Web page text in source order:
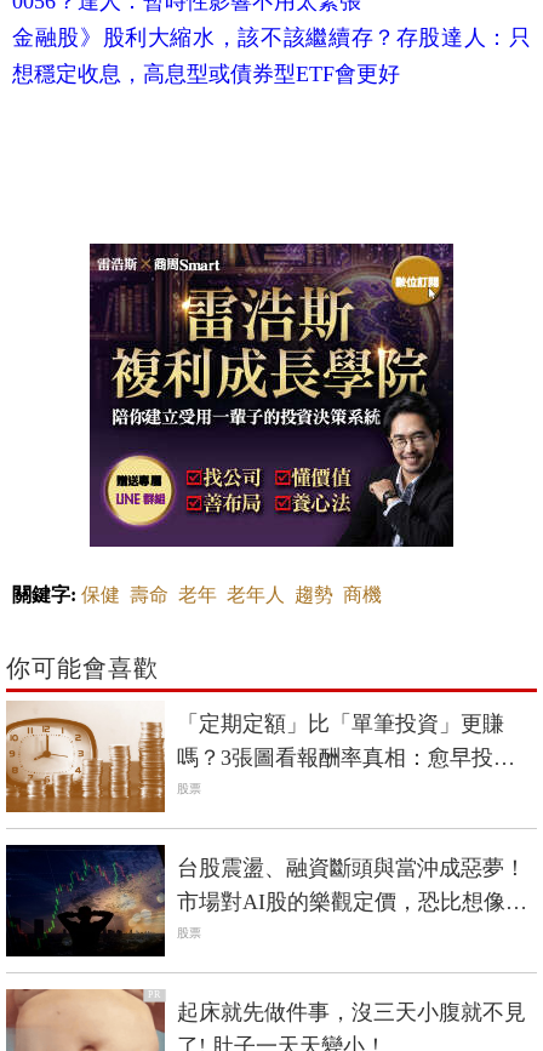
金融股》股利大縮水，該不該繼續存？存股達人：只
想穩定收息，高息型或債券型ETF會更好
關鍵字: 保健 壽命 老年 老年人 趨勢 商機
你可能會喜歡
「定期定額」比「單筆投資」更賺
嗎？3張圖看報酬率真相：愈早投入
資金滾20年的人最賺
股票
台股震盪、融資斷頭與當沖成惡夢！
市場對AI股的樂觀定價，恐比想像中
脆弱
股票
PR
起床就先做件事，沒三天小腹就不見
了! 肚子一天天變小！